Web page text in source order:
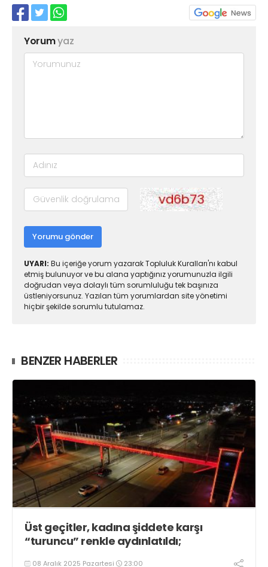
Yorumyaz
Yorumu gönder
UYARI: Bu içeriğe yorum yazarak Topluluk Kuralları'nı kabul
etmiş bulunuyor ve bu alana yaptığınız yorumunuzla ilgili
doğrudan veya dolaylı tüm sorumluluğu tek başınıza
üstleniyorsunuz. Yazılan tüm yorumlardan site yönetimi
hiçbir şekilde sorumlu tutulamaz.
BENZER HABERLER
Üst geçitler, kadına şiddete karşı
“turuncu” renkle aydınlatıldı;
08 Aralık 2025 Pazartesi 23:00